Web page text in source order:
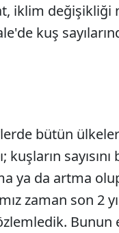
iklim değişikliği
kuş
bütün
kuşların
ya da artma
zaman son 2